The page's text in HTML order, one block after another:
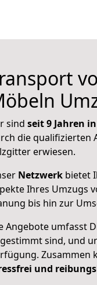
sind seit 9 Jahren
die qualifizierten
erwiesen.
Netzwerk bietet
Ihres Umzugs
bis hin zur
Angebote umfasst
sind, und
Zusammen
und